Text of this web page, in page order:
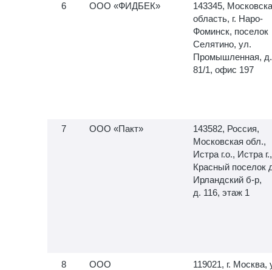
ООО «ФИДБЕК»
143345,
область, г. Наро-
Фоминск, поселок
Селятино, ул.
Промышленная, д.
81/1, офис 197
ООО «Пакт»
143582, Россия,
Московская обл.,
Истра г.о., Истра г.,
Красный поселок
Ирландский б-р,
д. 116, этаж 1
ООО
119021, г. Москва,